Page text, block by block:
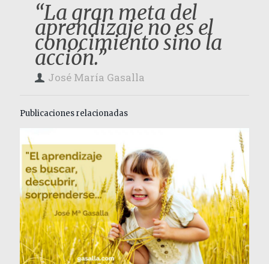
“La gran meta del
aprendizaje no es el
conocimiento sino la
acción.”
José María Gasalla
Publicaciones relacionadas